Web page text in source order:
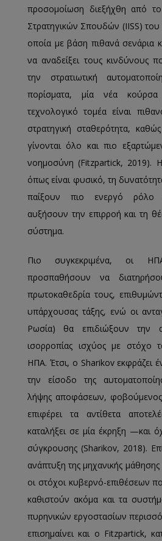
προσομοίωση διεξήχθη από το
Στρατηγικών Σπουδών (IISS)
οποία με βάση πιθανά σενάρια
να αναδείξει τους κινδύνους
την στρατιωτική
πορίσματα, μία νέα
τεχνολογικό τομέα είναι
στρατηγική σταθερότητα,
γίνονται όλο και πιο
νοημοσύνη (Fitzpartick, 2019). Η
όπως είναι φυσικό, τη
παίξουν πιο ενεργό ρόλο
αυξήσουν την επιρροή και τη
σύστημα.
Πιο συγκεκριμένα, οι
προσπαθήσουν να
πρωτοκαθεδρία τους,
υπάρχουσας τάξης, ενώ οι
Ρωσία) θα επιδιώξουν την
ισορροπίας ισχύος με στόχο
ΗΠΑ. Έτσι, ο Sharikov εκφράζει
την είσοδο της
λήψης αποφάσεων,
επιφέρει τα αντίθετα
καταλήξει σε μία έκρηξη —και
σύγκρουσης (Sharikov, 2018).
ανάπτυξη της μηχανικής
οι στόχοι κυβερνό-επιθέσεων
καθιστούν ακόμα και τα
πυρηνικών εργοστασίων
επισημαίνει και ο Fitzpartick,